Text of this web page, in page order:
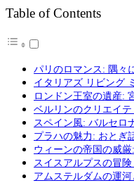
Table of Contents
パリのロマンス: 隅々
イタリアズ リビング
ロンドン王室の遺産:
ベルリンのクリエイ
スペイン風: バルセロ
プラハの魅力: おとぎ
ウィーンの帝国の威
スイスアルプスの冒
アムステルダムの運